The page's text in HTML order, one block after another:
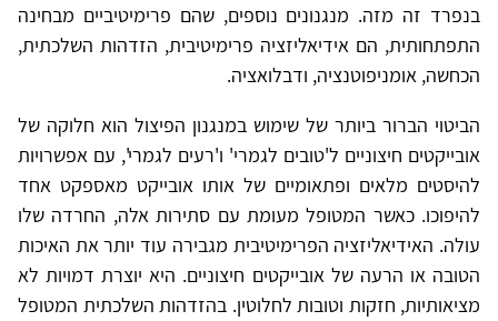
בנפרד זה מזה. מנגנונים נוספים, שהם פרימיטיביים מבחינה
התפתחותית, הם אידיאליזציה פרימיטיבית, הזדהות השלכתית,
הכחשה, אומניפוטנציה, ודבלואציה.
הביטוי הברור ביותר של שימוש במנגנון הפיצול הוא חלוקה של
אובייקטים חיצוניים ל'טובים לגמרי' ו'רעים לגמרי', עם אפשרויות
להיסטים מלאים ופתאומיים של אותו אובייקט מאספקט אחד
להיפוכו. כאשר המטופל מעומת עם סתירות אלה, החרדה שלו
עולה. האידיאליזציה הפרימיטיבית מגבירה עוד יותר את האיכות
הטובה או הרעה של אובייקטים חיצוניים. היא יוצרת דמויות לא
מציאותיות, חזקות וטובות לחלוטין. בהזדהות השלכתית המטופל